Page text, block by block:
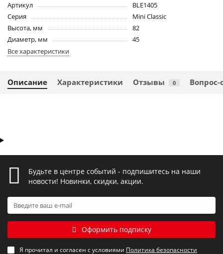
Артикул
BLE1405
Серия
Mini Classic
Высота, мм
82
Диаметр, мм
45
Все характеристики
Описание Характеристики Отзывы 0 Вопрос-
Будьте в центре событий - подпишитесь на наши
новости! Новинки, скидки, акции.
Оформить подписку
Я прочитал и согласен с условиями Политика безопасности